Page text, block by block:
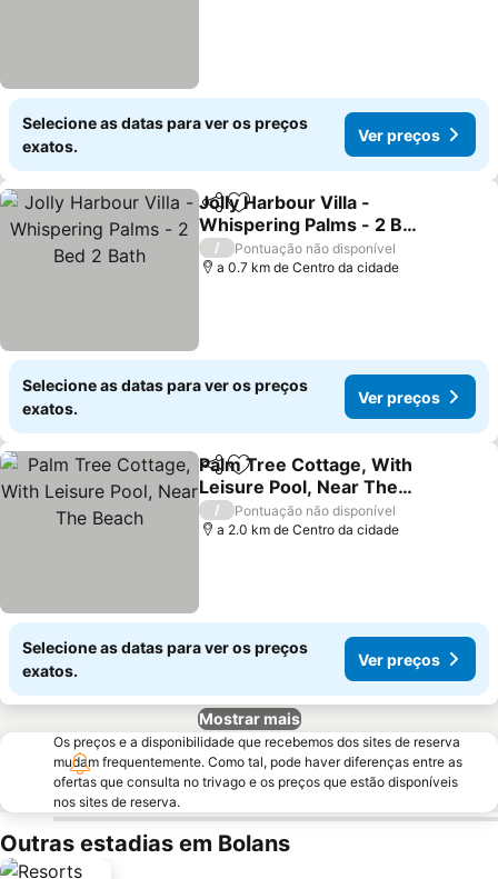
Selecione as datas para ver os preços
exatos.
Ver preços
PartilharAdicionar aos favoritos
Jolly Harbour Villa -
Whispering Palms - 2 Bed
2 Bath
Ver preços
/
Pontuação não disponível
a 0.7 km de Centro da cidade
Selecione as datas para ver os preços
exatos.
Ver preços
PartilharAdicionar aos favoritos
Palm Tree Cottage, With
Leisure Pool, Near The
Beach
Ver preços
/
Pontuação não disponível
a 2.0 km de Centro da cidade
Selecione as datas para ver os preços
exatos.
Ver preços
Mostrar mais
Os preços e a disponibilidade que recebemos dos sites de reserva
mudam frequentemente. Como tal, pode haver diferenças entre as
ofertas que consulta no trivago e os preços que estão disponíveis
nos sites de reserva.
Outras estadias em Bolans